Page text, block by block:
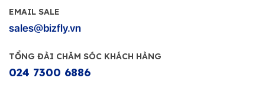
EMAIL SALE
sales@bizfly.vn
TỔNG ĐÀI CHĂM SÓC KHÁCH HÀNG
024 7300 6886